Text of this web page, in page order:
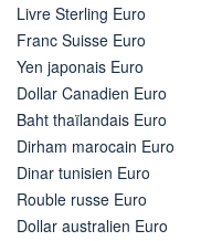
Livre Sterling Euro
Franc Suisse Euro
Yen japonais Euro
Dollar Canadien Euro
Baht thaïlandais Euro
Dirham marocain Euro
Dinar tunisien Euro
Rouble russe Euro
Dollar australien Euro